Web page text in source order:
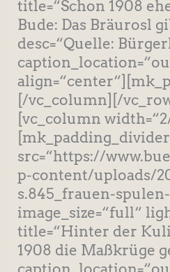
title=“Schon 1908
Bude: Das Bräurosl
desc=“Quelle:
[/vc_column][/
[vc_column
src=“https://
p-content/uploads/
s.845_frauen-
image_size=“full“
title=“Hinter der
1908 die Maßkrüge